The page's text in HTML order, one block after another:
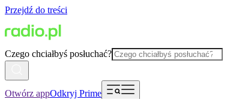
Przejdź do treści
Czego chciałbyś posłuchać?
Otwórz appOdkryj Prime